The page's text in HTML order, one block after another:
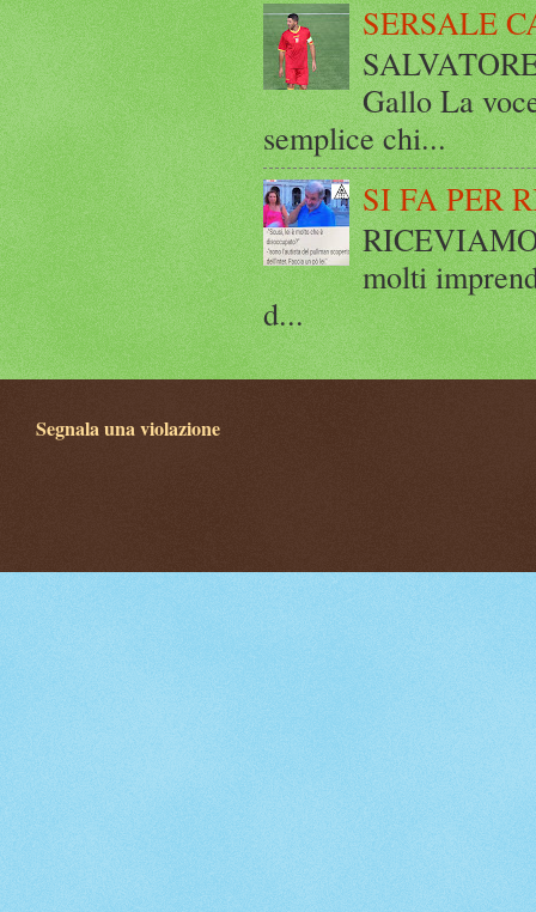
SERSALE
Gallo La
semplice chi...
SI FA PER
molti
d...
Segnala una violazione